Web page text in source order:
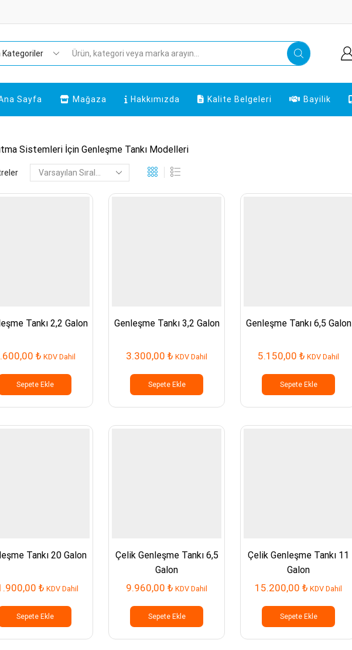
Search
Sayfa Mağaza Hakkımızda Kalite Belgeleri Bayilik
Sistemleri İçin Genleşme Tankı Modelleri
Tankı 2,2 Galon
₺ KDV Dahil
Sepete Ekle
Genleşme Tankı 3,2 Galon
3.300,00 ₺ KDV Dahil
Sepete Ekle
Genleşme Tankı 6,5 Galon
5.150,00 ₺ KDV Dahil
Sepete Ekle
Tankı 20 Galon
₺ KDV Dahil
Sepete Ekle
Çelik Genleşme Tankı 6,5
Galon
9.960,00 ₺ KDV Dahil
Sepete Ekle
Çelik Genleşme Tankı 11
Galon
15.200,00 ₺ KDV Dahil
Sepete Ekle